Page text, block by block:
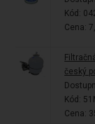
Kód:
Cena:
český
Kód:
Cena: